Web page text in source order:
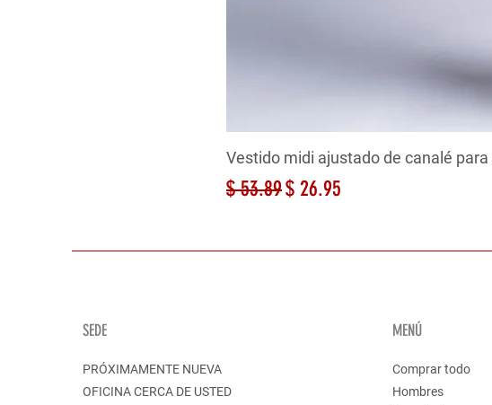
Vestido midi ajustado de canalé
Precio
$ 53.89Precio de oferta
$ 26.95
SEDE
PRÓXIMAMENTE NUEVA
OFICINA CERCA DE USTED
MENÚ
Comprar todo
Hombres